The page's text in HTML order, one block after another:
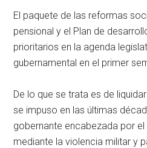
El paquete de las reformas
pensional y el Plan de
prioritarios en la agenda
gubernamental en el primer
De lo que se trata es de
se impuso en las últimas
gobernante encabezada por el
mediante la violencia militar y